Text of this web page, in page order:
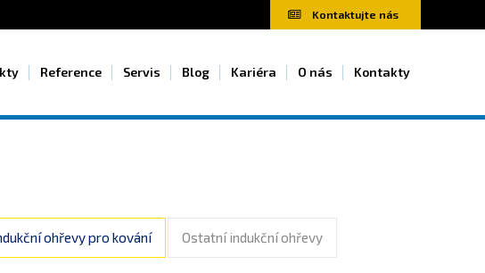
Kontaktujte nás
Reference Servis Blog Kariéra O nás Kontakty
ohřevy pro kování Ostatní indukční ohřevy